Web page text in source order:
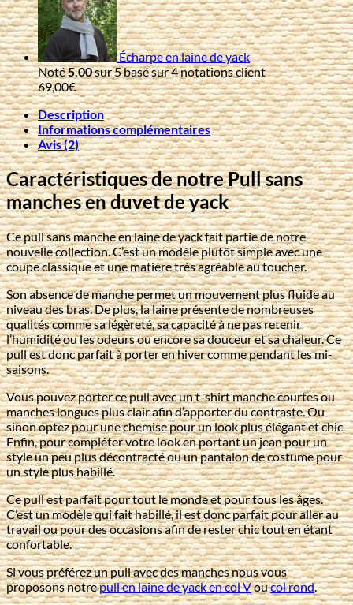
Écharpe en laine de yack
Noté5.00sur 5 basé sur4notations client
69,00€
Description
Informations complémentaires
Avis (2)
Caractéristiques de notre Pull sans
manches en duvet de yack
Ce pull sans manche en laine de yack fait partie de notre
nouvelle collection. C’est un modèle plutôt simple avec une
coupe classique et une matière très agréable au toucher.
Son absence de manche permet un mouvement plus fluide au
niveau des bras. De plus, la laine présente de nombreuses
qualités comme sa légèreté, sa capacité à ne pas retenir
l’humidité ou les odeurs ou encore sa douceur et sa chaleur. Ce
pull est donc parfait à porter en hiver comme pendant les mi-
saisons.
Vous pouvez porter ce pull avec un t-shirt manche courtes ou
manches longues plus clair afin d’apporter du contraste. Ou
sinon optez pour une chemise pour un look plus élégant et chic.
Enfin, pour compléter votre look en portant un jean pour un
style un peu plus décontracté ou un pantalon de costume pour
un style plus habillé.
Ce pull est parfait pour tout le monde et pour tous les âges.
C’est un modèle qui fait habillé, il est donc parfait pour aller au
travail ou pour des occasions afin de rester chic tout en étant
confortable.
Si vous préférez un pull avec des manches nous vous
proposons notrepull en laine de yack en col Voucol rond.